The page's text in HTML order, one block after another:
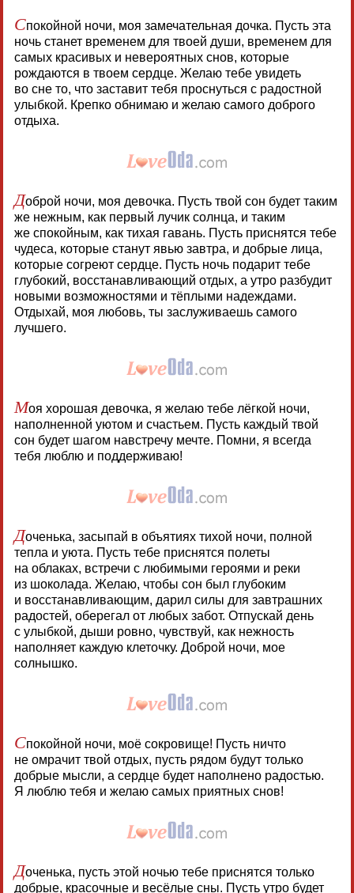
Спокойной ночи, моя замечательная дочка. Пусть эта
ночь станет временем для твоей души, временем для
самых красивых и невероятных снов, которые
рождаются в твоем сердце. Желаю тебе увидеть
во сне то, что заставит тебя проснуться с радостной
улыбкой. Крепко обнимаю и желаю самого доброго
отдыха.
Доброй ночи, моя девочка. Пусть твой сон будет таким
же нежным, как первый лучик солнца, и таким
же спокойным, как тихая гавань. Пусть приснятся тебе
чудеса, которые станут явью завтра, и добрые лица,
которые согреют сердце. Пусть ночь подарит тебе
глубокий, восстанавливающий отдых, а утро разбудит
новыми возможностями и тёплыми надеждами.
Отдыхай, моя любовь, ты заслуживаешь самого
лучшего.
Моя хорошая девочка, я желаю тебе лёгкой ночи,
наполненной уютом и счастьем. Пусть каждый твой
сон будет шагом навстречу мечте. Помни, я всегда
тебя люблю и поддерживаю!
Доченька, засыпай в объятиях тихой ночи, полной
тепла и уюта. Пусть тебе приснятся полеты
на облаках, встречи с любимыми героями и реки
из шоколада. Желаю, чтобы сон был глубоким
и восстанавливающим, дарил силы для завтрашних
радостей, оберегал от любых забот. Отпускай день
с улыбкой, дыши ровно, чувствуй, как нежность
наполняет каждую клеточку. Доброй ночи, мое
солнышко.
Спокойной ночи, моё сокровище! Пусть ничто
не омрачит твой отдых, пусть рядом будут только
добрые мысли, а сердце будет наполнено радостью.
Я люблю тебя и желаю самых приятных снов!
Доченька, пусть этой ночью тебе приснятся только
добрые, красочные и весёлые сны. Пусть утро будет